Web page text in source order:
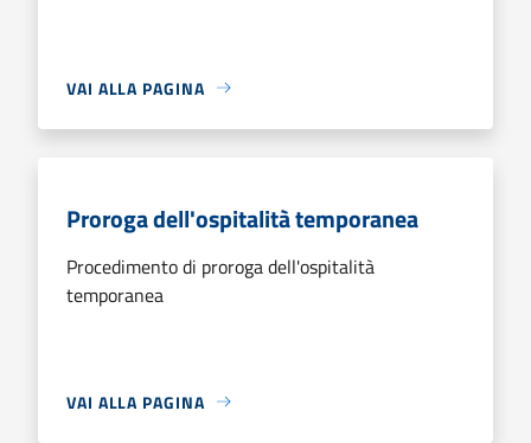
VAI ALLA PAGINA
Proroga dell'ospitalità temporanea
Procedimento di proroga dell'ospitalità
temporanea
VAI ALLA PAGINA